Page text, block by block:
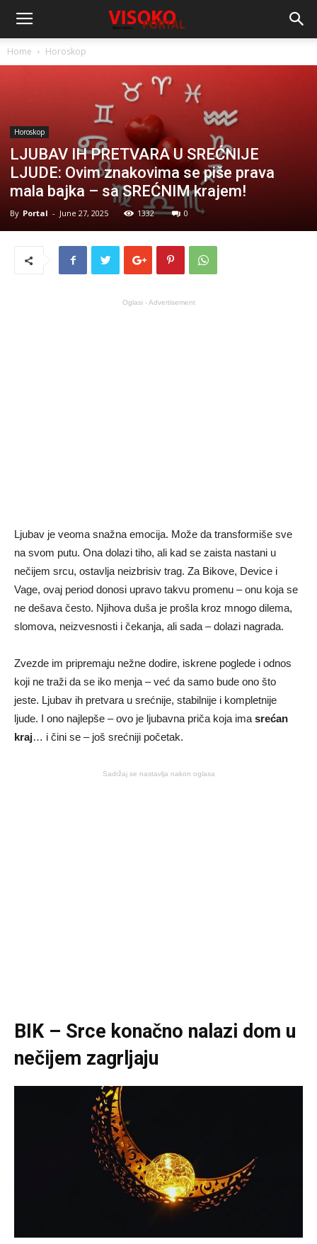
Home Horoskop
Horoskop
LJUBAV IH PRETVARA U SREĆNIJE
LJUDE: Ovim znakovima se piše prava
mala bajka – sa SREĆNIM krajem!
By Portal - June 27, 2025 1332 0
Oglasi - Advertisement
Ljubav je veoma snažna emocija. Može da transformiše sve
na svom putu. Ona dolazi tiho, ali kad se zaista nastani u
nečijem srcu, ostavlja neizbrisiv trag. Za Bikove, Device i
Vage, ovaj period donosi upravo takvu promenu – onu koja se
ne dešava često. Njihova duša je prošla kroz mnogo dilema,
slomova, neizvesnosti i čekanja, ali sada – dolazi nagrada.
Zvezde im pripremaju nežne dodire, iskrene poglede i odnos
koji ne traži da se iko menja – već da samo bude ono što
jeste. Ljubav ih pretvara u srećnije, stabilnije i kompletnije
ljude. I ono najlepše – ovo je ljubavna priča koja ima srećan
kraj… i čini se – još srećniji početak.
Sadržaj se nastavlja nakon oglasa
BIK – Srce konačno nalazi dom u
nečijem zagrljaju